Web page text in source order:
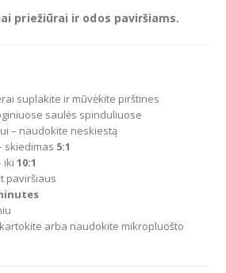
priežiūrai ir odos paviršiams.
suplakite ir mūvėkite pirštines
saulės spinduliuose
– naudokite neskiestą
skiedimas 5:1
iki 10:1
paviršiaus
arba naudokite mikropluošto